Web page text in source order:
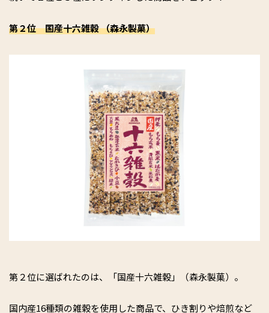
第２位 国産十六雑穀 （森永製菓）
第２位に選ばれたのは、「国産十六雑穀」（森永製菓）。
国内産16種類の雑穀を使用した商品で、ひき割りや焙煎など